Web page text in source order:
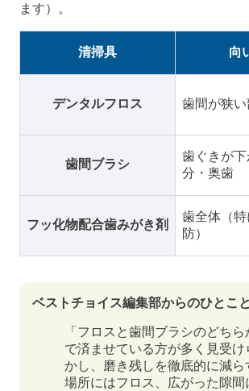
ます）。
清掃具 向
デンタルフロス 歯間が狭
歯間ブラシ
歯ぐきが下
分・奥歯
フッ化物配合歯みがき剤
歯全体（特
防）
ベストチョイス編集部からのひとこと
「フロスと歯間ブラシのどちら
で済ませている方が多く見受け
かし、磨き残しを徹底的に減ら
場所にはフロス、広がった隙間